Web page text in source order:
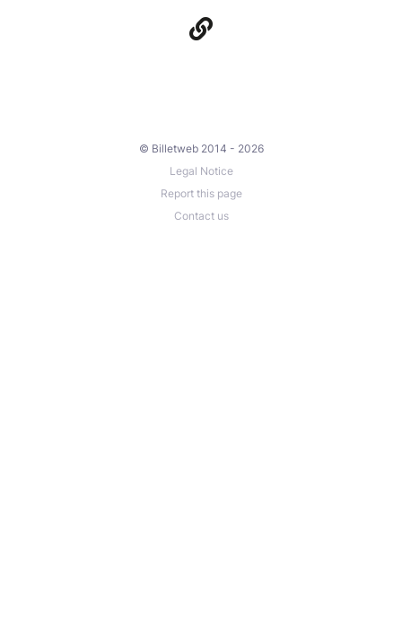
© Billetweb 2014 - 2026
Legal Notice
Report this page
Contact us